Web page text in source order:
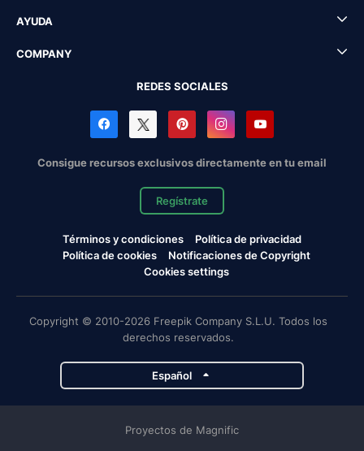
AYUDA
COMPANY
REDES SOCIALES
Consigue recursos exclusivos directamente en tu email
Regístrate
Términos y condiciones
Política de privacidad
Política de cookies
Notificaciones de Copyright
Cookies settings
Copyright © 2010-2026 Freepik Company S.L.U. Todos los
derechos reservados.
Español
Proyectos de Magnific